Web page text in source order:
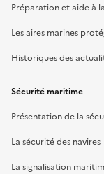
Préparation et aide à
Les aires marines
Historiques des
Sécurité maritime
Présentation de la
La sécurité des navires
La signalisation